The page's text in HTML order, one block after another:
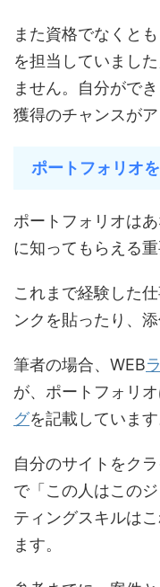
また資格でなくと
を担当していまし
ません。自分がで
獲得のチャンスがア
ポートフォリオ
ポートフォリオは
に知ってもらえる重
これまで経験した
ンクを貼ったり、
筆者の場合、WEB
が、ポートフォリ
グを記載しています
自分のサイトをク
で「この人はこの
ティングスキルは
ます。